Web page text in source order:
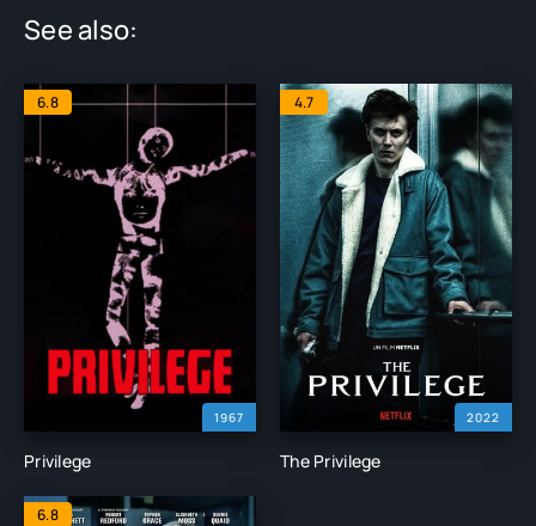
See also:
1967
6.8
Privilege
2022
4.7
The Privilege
6.8